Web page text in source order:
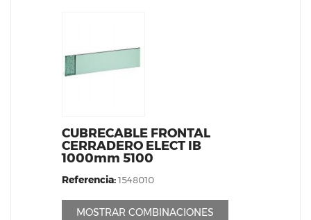
CUBRECABLE FRONTAL
CERRADERO ELECT IB
1000mm 5100
Referencia:1548010
MOSTRAR COMBINACIONES